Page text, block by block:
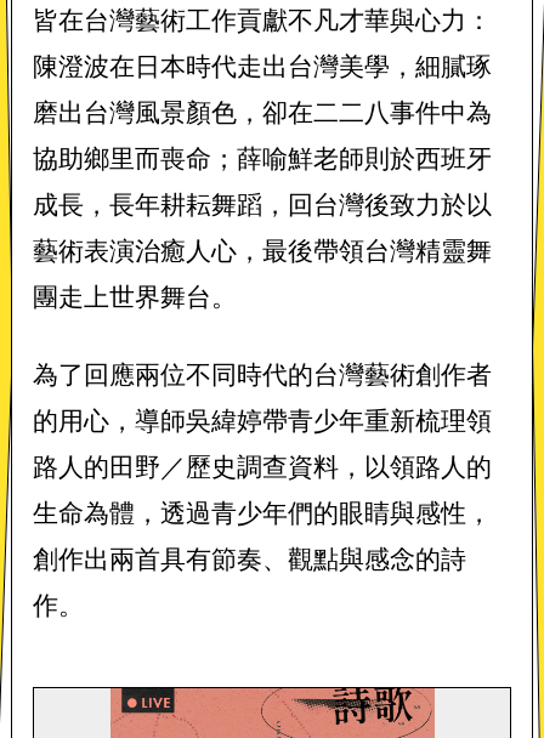
皆在台灣藝術工作貢獻不凡才華與心力：
陳澄波在日本時代走出台灣美學，細膩琢
磨出台灣風景顏色，卻在二二八事件中為
協助鄉里而喪命；薛喻鮮老師則於西班牙
成長，長年耕耘舞蹈，回台灣後致力於以
藝術表演治癒人心，最後帶領台灣精靈舞
團走上世界舞台。
​為了回應兩位不同時代的台灣藝術創作者
的用心，導師吳緯婷帶青少年重新梳理領
路人的田野／歷史調查資料，以領路人的
生命為體，透過青少年們的眼睛與感性，
創作出兩首具有節奏、觀點與感念的詩
作。